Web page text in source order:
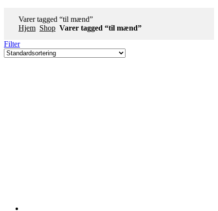
Varer tagged “til mænd”
Hjem Shop Varer tagged “til mænd”
Filter